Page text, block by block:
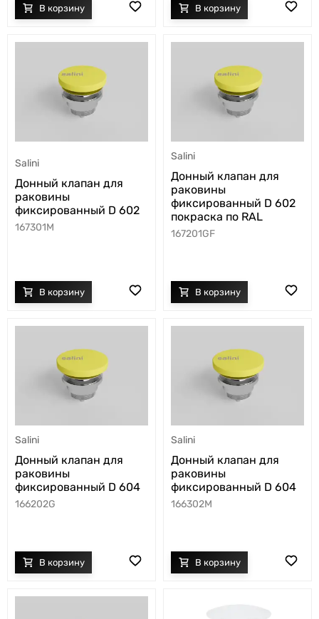
Salini
Донный клапан для
раковины
фиксированный D 602
167301M
Salini
Донный клапан для
раковины
фиксированный D 602
покраска по RAL
167201GF
Salini
Донный клапан для
раковины
фиксированный D 604
166202G
Salini
Донный клапан для
раковины
фиксированный D 604
166302M